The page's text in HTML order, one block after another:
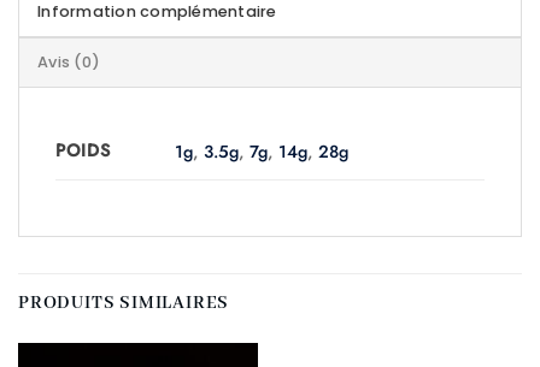
Information complémentaire
Avis (0)
POIDS 1g,3.5g,7g, 14g,28g
PRODUITS SIMILAIRES